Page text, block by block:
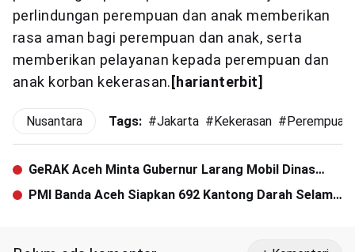
perlindungan perempuan dan anak memberikan
rasa aman bagi perempuan dan anak, serta
memberikan pelayanan kepada perempuan dan
anak korban kekerasan. [harianterbit]
Nusantara Tags: #Jakarta #Kekerasan #Perempuan
GeRAK Aceh Minta Gubernur Larang Mobil Dinas
Untuk Mudik
PMI Banda Aceh Siapkan 692 Kantong Darah Selama